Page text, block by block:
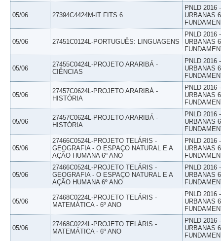
05/06 27394C4424M-IT FITS 6
PNLD 2016
URBANAS
05/06 27451C0124L-PORTUGUÊS: LINGUAGENS
PNLD 2016
URBANAS
05/06
27455C0424L-PROJETO ARARIBÁ -
CIÊNCIAS
PNLD 2016
URBANAS
05/06
27457C0624L-PROJETO ARARIBÁ -
HISTÓRIA
PNLD 2016
URBANAS
05/06
27457C0624L-PROJETO ARARIBÁ -
HISTÓRIA
PNLD 2016
URBANAS
05/06
27466C0524L-PROJETO TELÁRIS -
GEOGRAFIA - O ESPAÇO NATURAL E A
AÇÃO HUMANA 6º ANO
PNLD 2016
URBANAS
05/06
27466C0524L-PROJETO TELÁRIS -
GEOGRAFIA - O ESPAÇO NATURAL E A
AÇÃO HUMANA 6º ANO
PNLD 2016
URBANAS
05/06
27468C0224L-PROJETO TELÁRIS -
MATEMÁTICA - 6º ANO
PNLD 2016
URBANAS
05/06
27468C0224L-PROJETO TELÁRIS -
MATEMÁTICA - 6º ANO
PNLD 2016
URBANAS